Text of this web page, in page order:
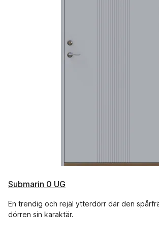
Submarin 0 UG
En trendig och rejäl ytterdörr där den
dörren sin karaktär.